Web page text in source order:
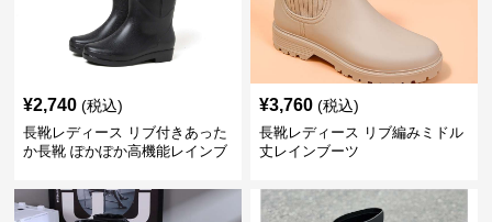
¥2,740 (税込)
長靴レディース リブ付きあった
か長靴 ぽかぽか高機能レインブ
¥3,760 (税込)
長靴レディース リブ編みミドル
丈レインブーツ